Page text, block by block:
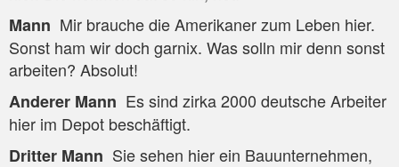
Mann Mir brau­che die Ame­ri­ka­ner zum Leben hier.
Sonst ham wir doch gar­nix. Was solln mir denn sonst
arbei­ten? Absolut!
Ande­rer Mann Es sind zir­ka 2000 deut­sche Arbei­ter
hier im Depot beschäftigt.
Drit­ter Mann Sie sehen hier ein Bau­un­ter­neh­men,